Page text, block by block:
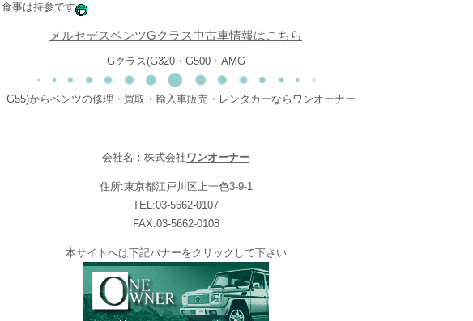
食事は持参です
メルセデスベンツGクラス中古車情報はこちら
Gクラス(G320・G500・AMG
G55)からベンツの修理・買取・輸入車販売・レンタカーならワンオーナー
会社名：株式会社ワンオーナー
住所:東京都江戸川区上一色3-9-1
TEL:03-5662-0107
FAX:03-5662-0108
本サイトへは下記バナーをクリックして下さい